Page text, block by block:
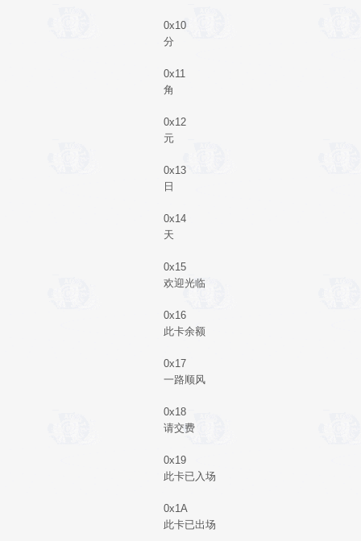
0x10
分
0x11
角
0x12
元
0x13
日
0x14
天
0x15
欢迎光临
0x16
此卡余额
0x17
一路顺风
0x18
请交费
0x19
此卡已入场
0x1A
此卡已出场